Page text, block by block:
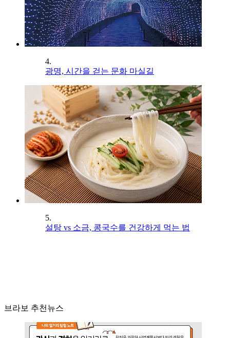
4.
광명, 시간을 걷는 문화 마실길
5.
설탕 vs 소금, 콩국수를 건강하게 먹는 법
브라보 추천뉴스